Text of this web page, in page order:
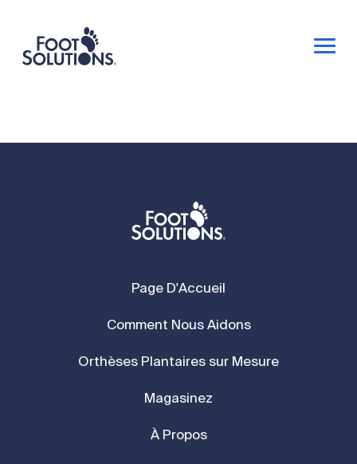
Page D'Accueil
Comment Nous Aidons
Orthèses Plantaires sur Mesure
Magasinez
À Propos